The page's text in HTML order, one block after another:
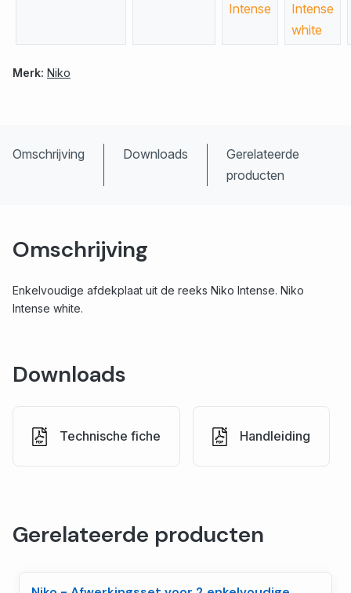
Intense
Intense
white
Merk: Niko
Omschrijving Downloads
Gerelateerde
producten
Omschrijving
Enkelvoudige afdekplaat uit de reeks Niko Intense. Niko
Intense white.
Downloads
Technische fiche Handleiding
Gerelateerde producten